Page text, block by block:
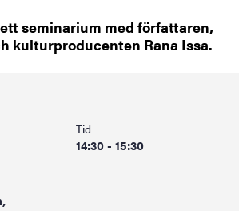
seminarium med författaren,
kulturproducenten Rana Issa.
Tid
14:30 - 15:30